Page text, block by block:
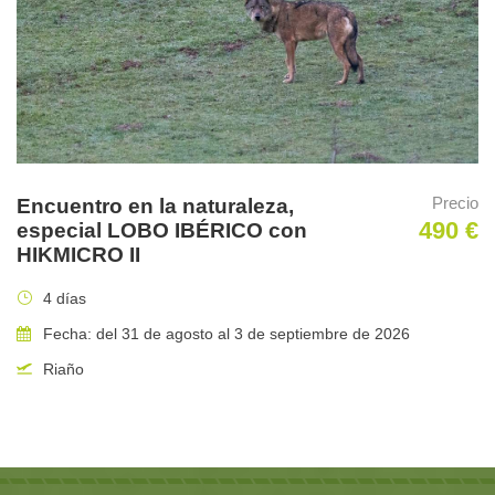
especializadosen reservas privadas diseñadas para
capturas excepcionales de aves andinas.
Exploración de la Región Biogeográfica del Chocó,
uno de los ecosistemas con mayor biodiversidad y
endemismos del planeta.
Rana Venenosa de Lehmann y la Rana Venenosa de
Anchicayá.
hábitats remotos a bordo de la icónica plataforma
ferroviaria conocida como “Brujita”.
Descubrimiento de la avifauna altoandina
Visita al Parque Nacional Natural Los Nevados, en
Encuentro en la naturaleza,
especial LOBO IBÉRICO con
HIKMICRO II
Precio
490 €
4 días
Fecha: del 31 de agosto al 3 de septiembre de 2026
Riaño